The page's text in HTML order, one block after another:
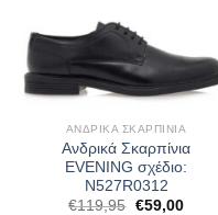
ΑΝΔΡΙΚΆ ΣΚΑΡΠΊΝΙΑ
Ανδρικά Σκαρπίνια
EVENING σχέδιο:
N527R0312
€119,95 Original
€59,00Η